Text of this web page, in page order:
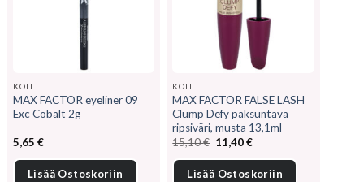
KOTI
MAX FACTOR eyeliner 09
Exc Cobalt 2g
5,65 €
Lisää Ostoskoriin
KOTI
MAX FACTOR FALSE LASH
Clump Defy paksuntava
ripsiväri, musta 13,1ml
15,10€ Alkuperäinen
hinta
oli:
15,10 €.
11,40€Nykyinen
on:
11,40 €.
Lisää Ostoskoriin